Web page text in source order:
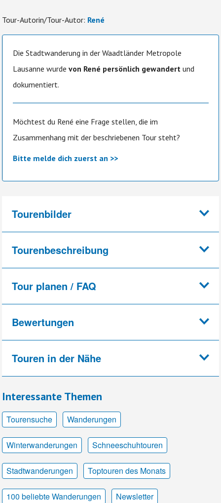
Tour-Autorin/Tour-Autor: René
Die Stadtwanderung in der Waadtländer Metropole
Lausanne wurde von René persönlich gewandert und
dokumentiert.
Möchtest du René eine Frage stellen, die im
Zusammenhang mit der beschriebenen Tour steht?
Bitte melde dich zuerst an >>
Tourenbilder
Tourenbeschreibung
Tour planen / FAQ
Bewertungen
Touren in der Nähe
Interessante Themen
Tourensuche Wanderungen
Winterwanderungen Schneeschuhtouren
Stadtwanderungen Toptouren des Monats
100 beliebte Wanderungen Newsletter